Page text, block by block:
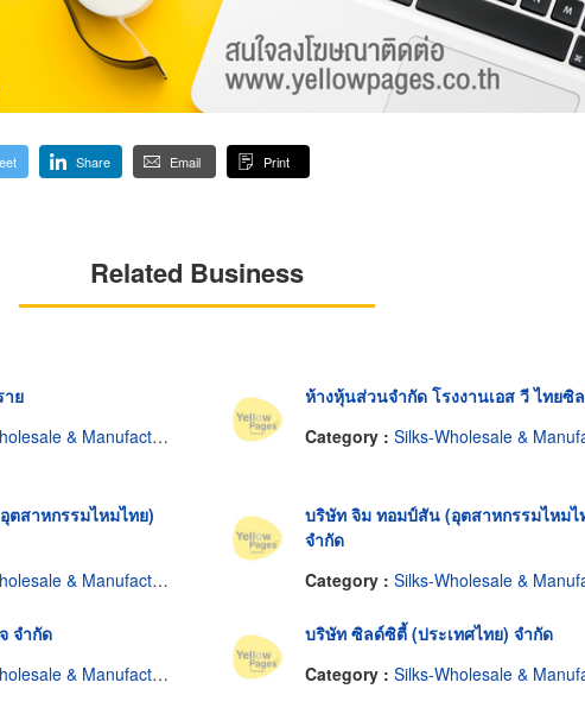
Share Email Print
Related Business
าย
& Manufacturers
ห้างหุ้นส่วนจำกัด โรงงานเอส วี ไทยซิ
Category : Silks-Wholesale &
สาหกรรมไหมไทย)
& Manufacturers
บริษัท จิม ทอมป์สัน (อุตสาหกรรมไหมไ
จำกัด
Category : Silks-Wholesale &
จำกัด
& Manufacturers
บริษัท ซิลด์ซิตี้ (ประเทศไทย) จำกัด
Category : Silks-Wholesale &